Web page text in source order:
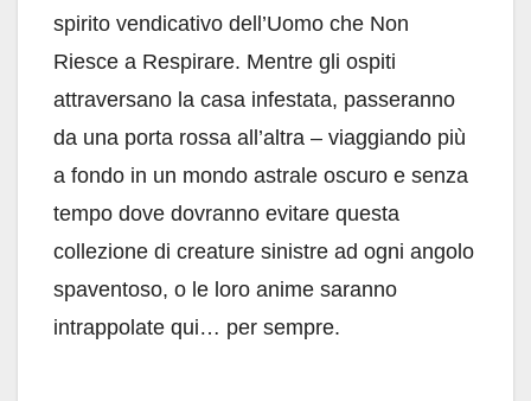
spirito vendicativo dell’Uomo che Non
Riesce a Respirare. Mentre gli ospiti
attraversano la casa infestata, passeranno
da una porta rossa all’altra – viaggiando più
a fondo in un mondo astrale oscuro e senza
tempo dove dovranno evitare questa
collezione di creature sinistre ad ogni angolo
spaventoso, o le loro anime saranno
intrappolate qui… per sempre.